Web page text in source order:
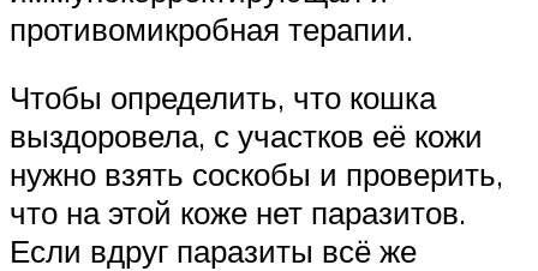
противомикробная терапии.
Чтобы определить, что кошка
выздоровела, с участков её кожи
нужно взять соскобы и проверить,
что на этой коже нет паразитов.
Если вдруг паразиты всё же